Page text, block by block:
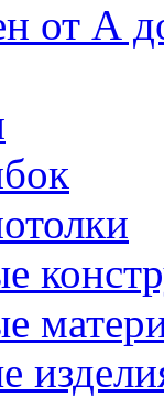
от А